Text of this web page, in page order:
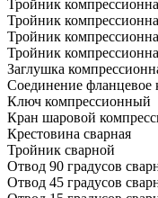
Тройник
Тройник
Тройник
Тройник
Заглушка
Соединение фланцевое
Ключ компрессионный
Кран шаровой
Крестовина сварная
Тройник сварной
Отвод 90 градусов
Отвод 45 градусов